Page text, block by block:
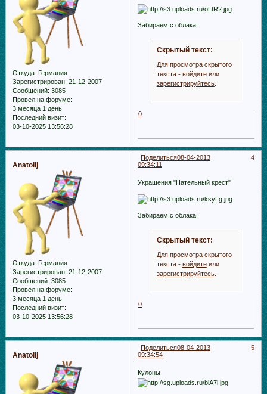
Откуда: Германия
Зарегистрирован: 21-12-2007
Сообщений: 3085
Провел на форуме:
3 месяца 1 день
Последний визит:
03-10-2025 13:56:28
Забираем с облака:
Скрытый текст:
Для просмотра скрытого
текста - войдитеили
зарегистрируйтесь.
0
Поделиться 4
08-04-2013
09:34:11
Anatolij
Откуда: Германия
Зарегистрирован: 21-12-2007
Сообщений: 3085
Провел на форуме:
3 месяца 1 день
Последний визит:
03-10-2025 13:56:28
Украшения "Нательный крест"
Забираем с облака:
Скрытый текст:
Для просмотра скрытого
текста - войдитеили
зарегистрируйтесь.
0
Поделиться 5
08-04-2013
09:34:54
Anatolij
Кулоны